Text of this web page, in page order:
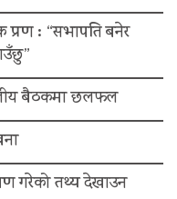
प्रण : “सभापति बनेर
बैठकमा छलफल
गरेको तथ्य देखाउन